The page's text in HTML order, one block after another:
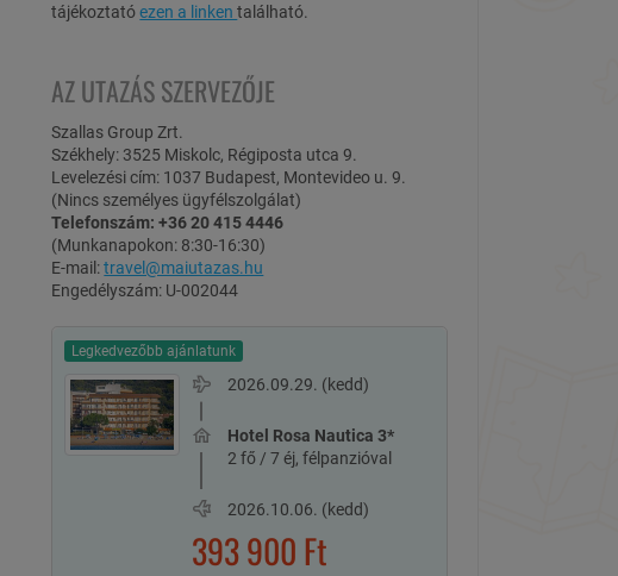
tájékoztatóezen a linkentalálható.
AZ UTAZÁS SZERVEZŐJE
Szallas Group Zrt.
Székhely: 3525 Miskolc, Régiposta utca 9.
Levelezési cím: 1037 Budapest, Montevideo u. 9.
(Nincs személyes ügyfélszolgálat)
Telefonszám: +36 20 415 4446
(Munkanapokon: 8:30-16:30)
E-mail:travel@maiutazas.hu
Engedélyszám: U-002044
Legkedvezőbb ajánlatunk
2026.09.29. (kedd)
Hotel Rosa Nautica 3*
2 fő / 7 éj, félpanzióval
2026.10.06. (kedd)
393 900Ft